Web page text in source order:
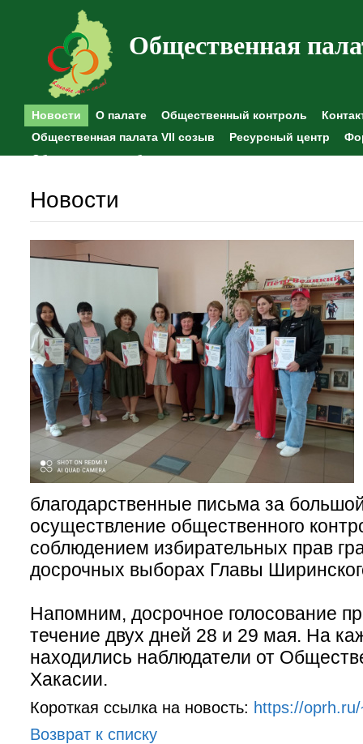
Общественная
Новости О палате Общественный контроль
Общественная палата VII созыв
Ресурсный центр
Общественные наблюдения
Новости
благодарственные письма за
осуществление общественного
соблюдением избирательных прав
досрочных выборах Главы
Напомним, досрочное голосование
течение двух дней 28 и 29 мая. На
находились наблюдатели от
Хакасии.
Короткая ссылка на новость: https://
Возврат к списку